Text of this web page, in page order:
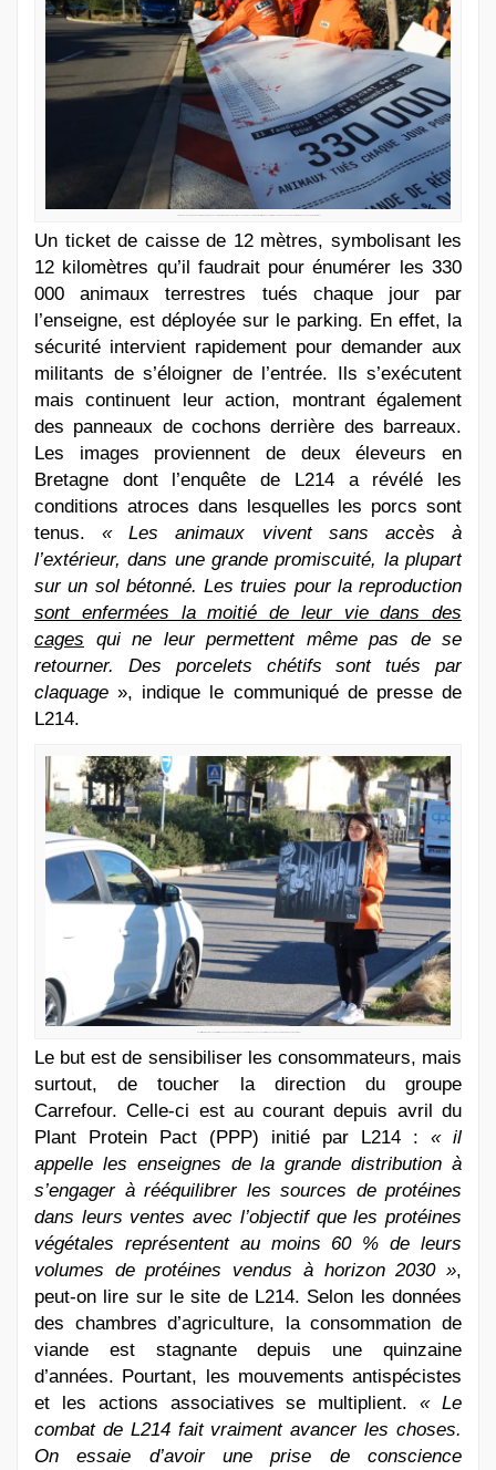
Un ticket de caisse de 12 mètres, symbolisant les
12 kilomètres qu’il faudrait pour énumérer les 330
000 animaux terrestres tués chaque jour par
l’enseigne, est déployée sur le parking. En effet, la
sécurité intervient rapidement pour demander aux
militants de s’éloigner de l’entrée. Ils s’exécutent
mais continuent leur action, montrant également
des panneaux de cochons derrière des barreaux.
Les images proviennent de deux éleveurs en
Bretagne dont l’enquête de L214 a révélé les
conditions atroces dans lesquelles les porcs sont
tenus.«Les animaux vivent sans accès à
l’extérieur, dans une grande promiscuité, la plupart
sur un sol bétonné. Les truies pour la reproduction
sont enfermées la moitié de leur vie dans des
cages qui ne leur permettent même pas de se
retourner. Des porcelets chétifs sont tués par
claquage », indique le communiqué de presse de
L214.
Le but est de sensibiliser les consommateurs, mais
surtout, de toucher la direction du groupe
Carrefour. Celle-ci est au courant depuis avril du
Plant Protein Pact (PPP) initié par L214 : « il
appelle les enseignes de la grande distribution à
s’engager à rééquilibrer les sources de protéines
dans leurs ventes avec l’objectif que les protéines
végétales représentent au moins 60 % de leurs
volumes de protéines vendus à horizon 2030 »,
peut-on lire sur le site de L214. Selon les données
des chambres d’agriculture, la consommation de
viande est stagnante depuis une quinzaine
d’années. Pourtant, les mouvements antispécistes
et les actions associatives se multiplient.« Le
combat de L214 fait vraiment avancer les choses.
On essaie d’avoir une prise de conscience